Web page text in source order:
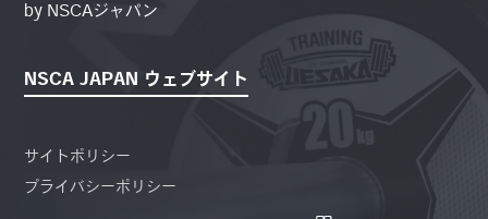
by NSCAジャパン
NSCA JAPAN ウェブサイト
サイトポリシー
プライバシーポリシー